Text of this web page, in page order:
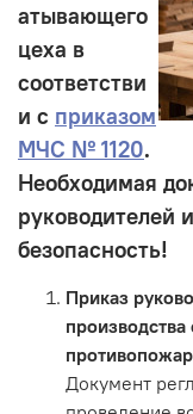
атывающего
цеха в
соответстви
и с приказом
МЧС № 1120.
Необходимая
руководителей
безопасность!
Приказ
Документ